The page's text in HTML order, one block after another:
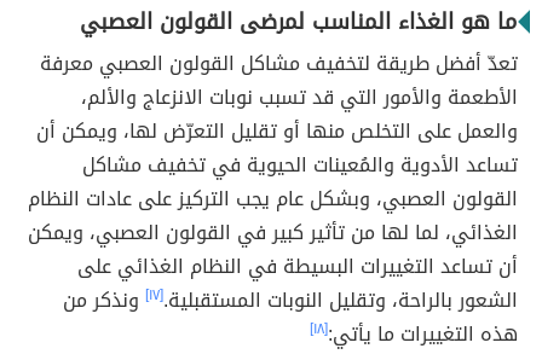
ما هو الغذاء المناسب لمرضى القولون العصبي
تعدّ أفضل طريقة لتخفيف مشاكل القولون العصبي معرفة
الأطعمة والأمور التي قد تسبب نوبات الانزعاج والألم،
والعمل على التخلص منها أو تقليل التعرّض لها، ويمكن أن
تساعد الأدوية والمُعينات الحيوية في تخفيف مشاكل
القولون العصبي، وبشكل عام يجب التركيز على عادات النظام
الغذائي، لما لها من تأثير كبير في القولون العصبي، ويمكن
أن تساعد التغييرات البسيطة في النظام الغذائي على
الشعور بالراحة، وتقليل النوبات المستقبلية.[١٧]
ونذكر من
هذه التغييرات ما يأتي:[١٨]